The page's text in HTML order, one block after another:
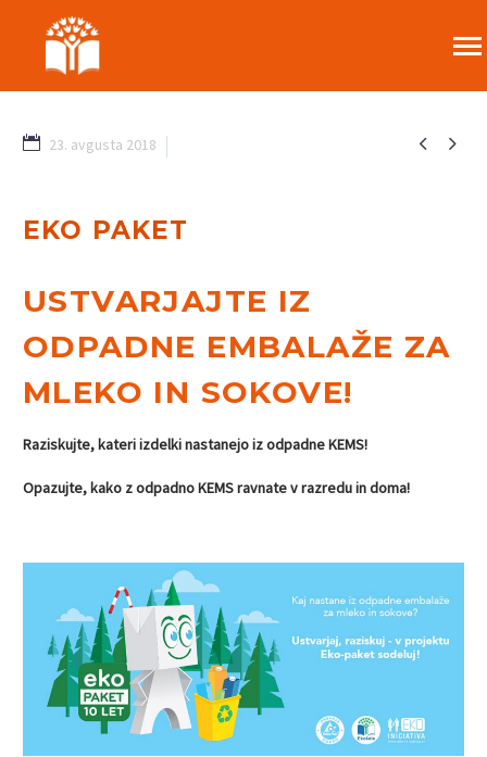
 
23. avgusta 2018
EKO PAKET
USTVARJAJTE IZ
ODPADNE EMBALAŽE ZA
MLEKO IN SOKOVE!
Raziskujte, kateri izdelki nastanejo iz odpadne KEMS!
Opazujte, kako z odpadno KEMS ravnate v razredu in doma!